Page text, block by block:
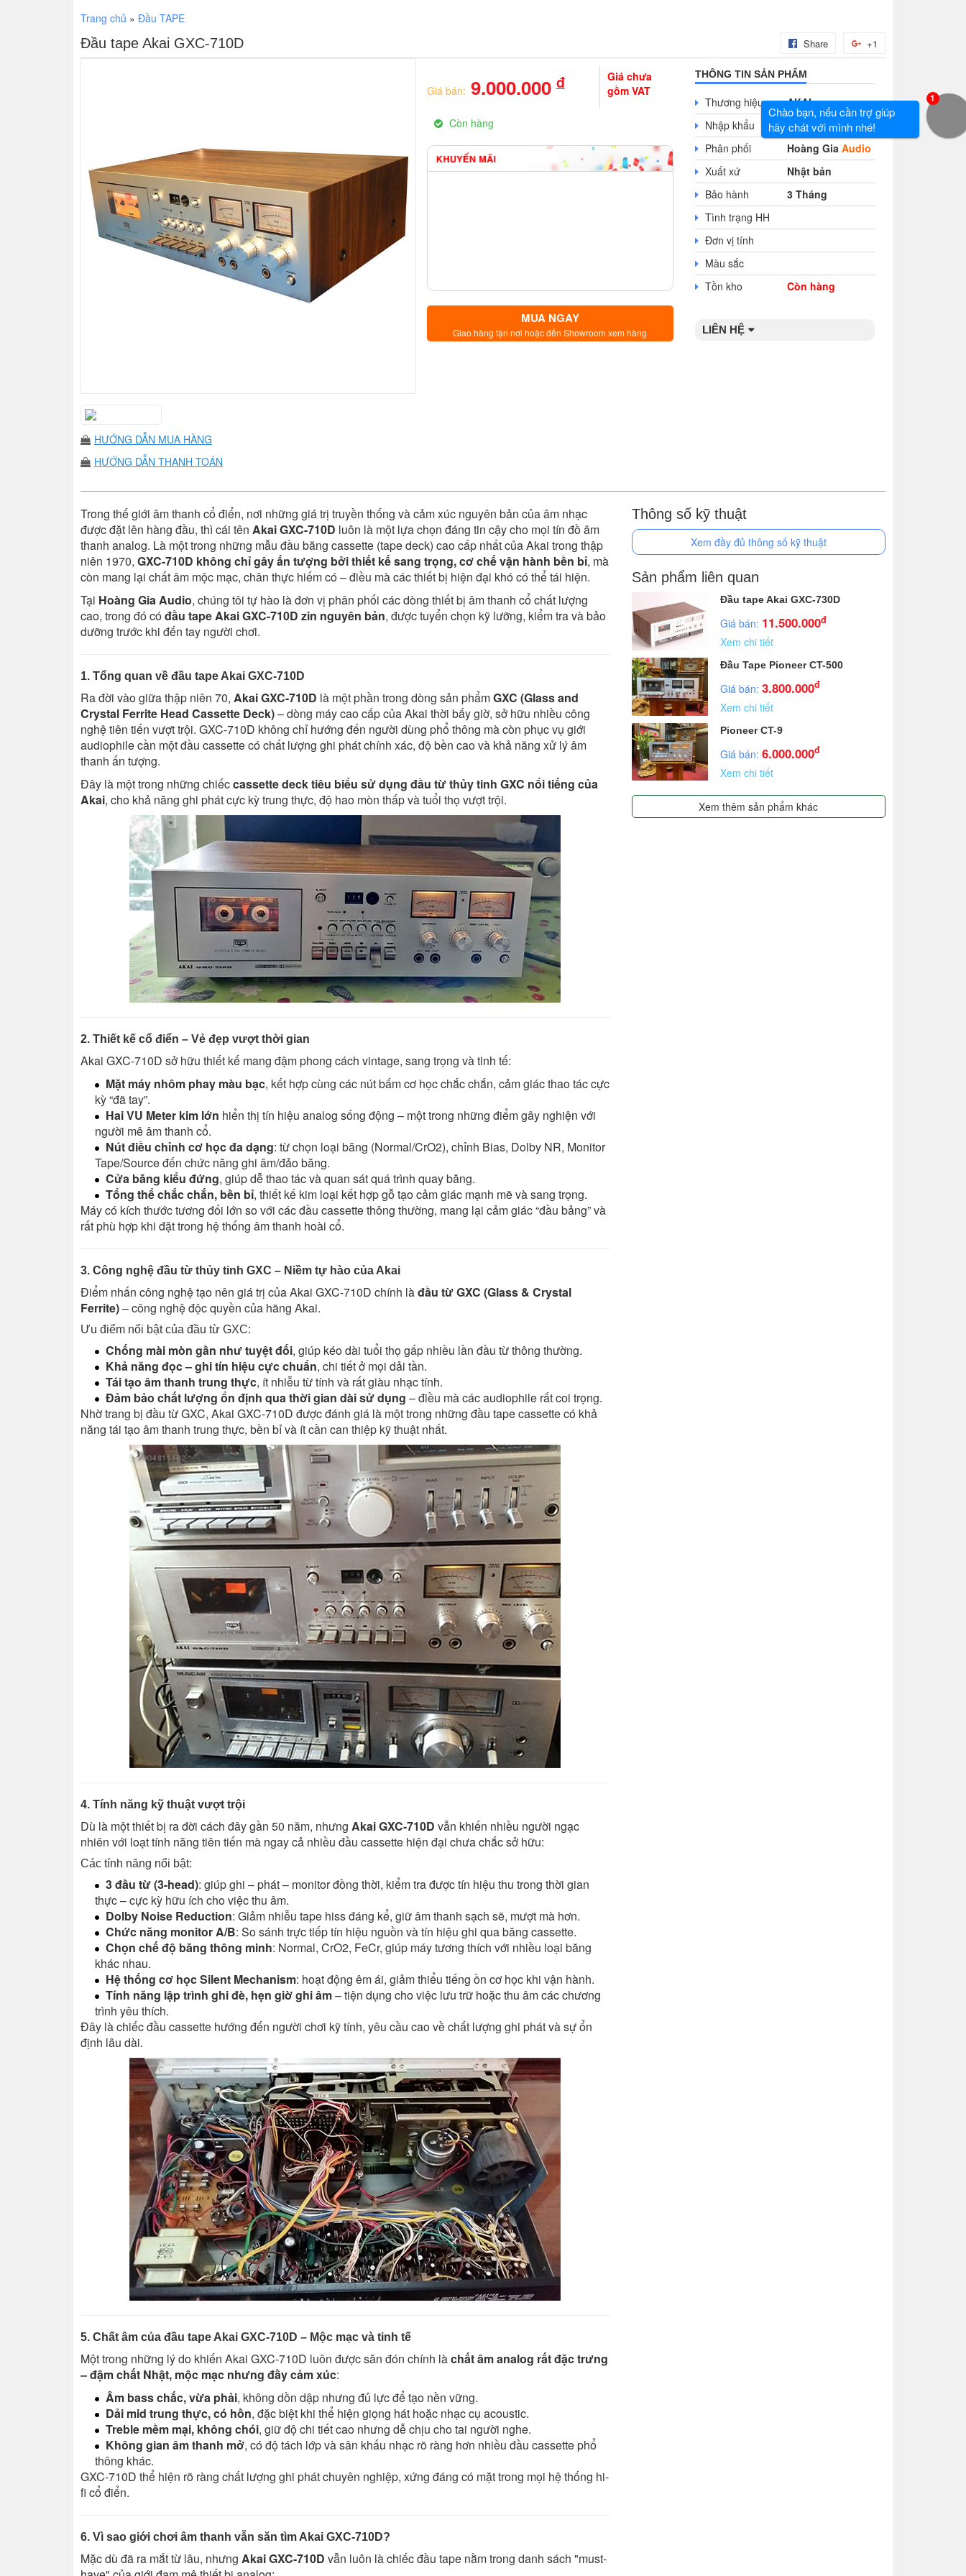
Trang chủ » Đầu TAPE
Đầu tape Akai GXC-710D +1
Share
HƯỚNG DẪN MUA HÀNG
HƯỚNG DẪN THANH TOÁN
Giá bán: 9.000.000đ
Giá chưa
gồm VAT
Còn hàng
MUA NGAY
Giao hàng tận nơi hoặc đến Showroom xem hàng
THÔNG TIN SẢN PHẨM
Thương hiệu
AKAI
Nhập khẩu
Phân phối
Hoàng Gia Audio
Xuất xứ
Nhật bản
Bảo hành
3 Tháng
Tình trạng HH
Đơn vị tính
Màu sắc
Tồn kho
Còn hàng
LIÊN HỆ
Trong thế giới âm thanh cổ điển, nơi những giá trị truyền thống và cảm xúc nguyên bản của âm nhạc
được đặt lên hàng đầu, thì cái tên Akai GXC-710D luôn là một lựa chọn đáng tin cậy cho mọi tín đồ âm
thanh analog. Là một trong những mẫu đầu băng cassette (tape deck) cao cấp nhất của Akai trong thập
niên 1970, GXC-710D không chỉ gây ấn tượng bởi thiết kế sang trọng, cơ chế vận hành bền bỉ, mà
còn mang lại chất âm mộc mạc, chân thực hiếm có – điều mà các thiết bị hiện đại khó có thể tái hiện.
Tại Hoàng Gia Audio, chúng tôi tự hào là đơn vị phân phối các dòng thiết bị âm thanh cổ chất lượng
cao, trong đó cóđầu tape Akai GXC-710D zin nguyên bản, được tuyển chọn kỹ lưỡng, kiểm tra và bảo
dưỡng trước khi đến tay người chơi.
1. Tổng quan về đầu tape Akai GXC-710D
Ra đời vào giữa thập niên 70, Akai GXC-710D là một phần trong dòng sản phẩmGXC (Glass and
Crystal Ferrite Head Cassette Deck)– dòng máy cao cấp của Akai thời bấy giờ, sở hữu nhiều công
nghệ tiên tiến vượt trội. GXC-710D không chỉ hướng đến người dùng phổ thông mà còn phục vụ giới
audiophile cần một đầu cassette có chất lượng ghi phát chính xác, độ bền cao và khả năng xử lý âm
thanh ấn tượng.
Đây là một trong những chiếccassette deck tiêu biểu sử dụng đầu từ thủy tinh GXC nổi tiếng của
Akai, cho khả năng ghi phát cực kỳ trung thực, độ hao mòn thấp và tuổi thọ vượt trội.
2. Thiết kế cổ điển – Vẻ đẹp vượt thời gian
Akai GXC-710D sở hữu thiết kế mang đậm phong cách vintage, sang trọng và tinh tế:
Mặt máy nhôm phay màu bạc, kết hợp cùng các nút bấm cơ học chắc chắn, cảm giác thao tác cực
kỳ “đã tay”.
Hai VU Meter kim lớn hiển thị tín hiệu analog sống động – một trong những điểm gây nghiện với
người mê âm thanh cổ.
Nút điều chỉnh cơ học đa dạng: từ chọn loại băng (Normal/CrO2), chỉnh Bias, Dolby NR, Monitor
Tape/Source đến chức năng ghi âm/đảo băng.
Cửa băng kiểu đứng, giúp dễ thao tác và quan sát quá trình quay băng.
Tổng thể chắc chắn, bền bỉ, thiết kế kim loại kết hợp gỗ tạo cảm giác mạnh mẽ và sang trọng.
Máy có kích thước tương đối lớn so với các đầu cassette thông thường, mang lại cảm giác “đầu bảng” và
rất phù hợp khi đặt trong hệ thống âm thanh hoài cổ.
3. Công nghệ đầu từ thủy tinh GXC – Niềm tự hào của Akai
Điểm nhấn công nghệ tạo nên giá trị của Akai GXC-710D chính làđầu từ GXC (Glass & Crystal
Ferrite)– công nghệ độc quyền của hãng Akai.
Ưu điểm nổi bật của đầu từ GXC:
Chống mài mòn gần như tuyệt đối, giúp kéo dài tuổi thọ gấp nhiều lần đầu từ thông thường.
Khả năng đọc – ghi tín hiệu cực chuẩn, chi tiết ở mọi dải tần.
Tái tạo âm thanh trung thực, ít nhiễu từ tính và rất giàu nhạc tính.
Đảm bảo chất lượng ổn định qua thời gian dài sử dụng – điều mà các audiophile rất coi trọng.
Nhờ trang bị đầu từ GXC, Akai GXC-710D được đánh giá là một trong những đầu tape cassette có khả
năng tái tạo âm thanh trung thực, bền bỉ và ít cần can thiệp kỹ thuật nhất.
4. Tính năng kỹ thuật vượt trội
Dù là một thiết bị ra đời cách đây gần 50 năm, nhưng Akai GXC-710D vẫn khiến nhiều người ngạc
nhiên với loạt tính năng tiên tiến mà ngay cả nhiều đầu cassette hiện đại chưa chắc sở hữu:
Các tính năng nổi bật:
3 đầu từ (3-head): giúp ghi – phát – monitor đồng thời, kiểm tra được tín hiệu thu trong thời gian
thực – cực kỳ hữu ích cho việc thu âm.
Dolby Noise Reduction: Giảm nhiễu tape hiss đáng kể, giữ âm thanh sạch sẽ, mượt mà hơn.
Chức năng monitor A/B: So sánh trực tiếp tín hiệu nguồn và tín hiệu ghi qua băng cassette.
Chọn chế độ băng thông minh: Normal, CrO2, FeCr, giúp máy tương thích với nhiều loại băng
khác nhau.
Hệ thống cơ học Silent Mechanism: hoạt động êm ái, giảm thiểu tiếng ồn cơ học khi vận hành.
Tính năng lập trình ghi đè, hẹn giờ ghi âm– tiện dụng cho việc lưu trữ hoặc thu âm các chương
trình yêu thích.
Đây là chiếc đầu cassette hướng đến người chơi kỹ tính, yêu cầu cao về chất lượng ghi phát và sự ổn
định lâu dài.
5. Chất âm của đầu tape Akai GXC-710D – Mộc mạc và tinh tế
Một trong những lý do khiến Akai GXC-710D luôn được săn đón chính làchất âm analog rất đặc trưng
– đậm chất Nhật, mộc mạc nhưng đầy cảm xúc:
Âm bass chắc, vừa phải, không dồn dập nhưng đủ lực để tạo nền vững.
Dải mid trung thực, có hồn, đặc biệt khi thể hiện giọng hát hoặc nhạc cụ acoustic.
Treble mềm mại, không chói, giữ độ chi tiết cao nhưng dễ chịu cho tai người nghe.
Không gian âm thanh mở, có độ tách lớp và sân khấu nhạc rõ ràng hơn nhiều đầu cassette phổ
thông khác.
GXC-710D thể hiện rõ ràng chất lượng ghi phát chuyên nghiệp, xứng đáng có mặt trong mọi hệ thống hi-
fi cổ điển.
6. Vì sao giới chơi âm thanh vẫn săn tìm Akai GXC-710D?
Mặc dù đã ra mắt từ lâu, nhưng Akai GXC-710D vẫn luôn là chiếc đầu tape nằm trong danh sách "must-
Thông số kỹ thuật
Xem đầy đủ thông số kỹ thuật
Sản phẩm liên quan
Đầu tape Akai GXC-730D
Giá bán: 11.500.000đ
Xem chi tiết
Đầu Tape Pioneer CT-500
Giá bán:3.800.000đ
Xem chi tiết
Pioneer CT-9
Giá bán:6.000.000đ
Xem chi tiết
Xem thêm sản phẩm khác
Chào bạn, nếu cần trợ giúp
hãy chát với mình nhé!
1